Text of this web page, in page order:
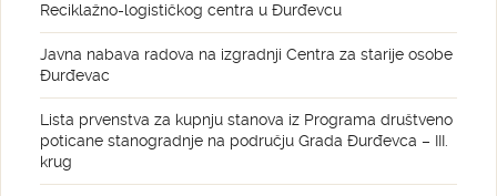
Reciklažno-logističkog centra u Đurđevcu
Javna nabava radova na izgradnji Centra za starije osobe
Đurđevac
Lista prvenstva za kupnju stanova iz Programa društveno
poticane stanogradnje na području Grada Đurđevca – III.
krug